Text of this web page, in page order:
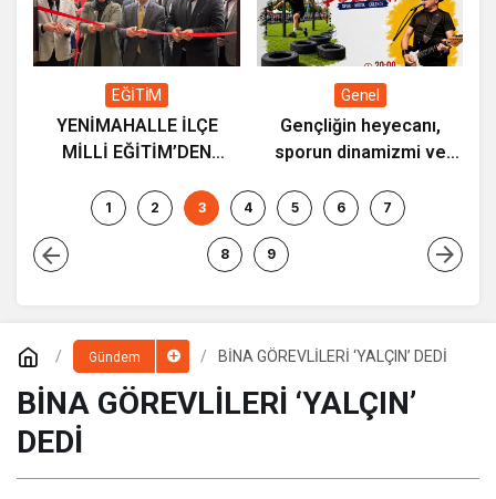
EĞİTİM
YENİMAHALLE İLÇE
MİLLİ EĞİTİM’DEN
PROJE ŞENLİĞİ”
Genel
Gençliğin heyecanı,
sporun dinamizmi ve
Kocasinan’da bir araya
geliyor!
1 2 3 4 5 6 7
8 9
Gündem BİNA GÖREVLİLERİ ‘YALÇIN’ DEDİ
BİNA GÖREVLİLERİ ‘YALÇIN’
DEDİ